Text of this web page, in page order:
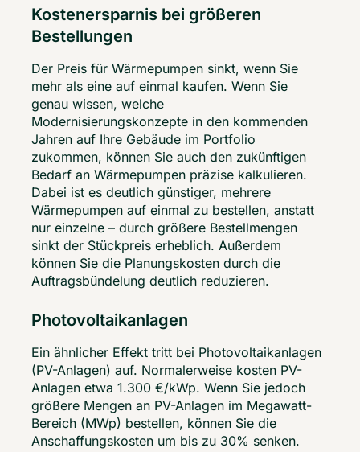
Kostenersparnis bei größeren
Bestellungen
Der Preis für Wärmepumpen sinkt, wenn Sie
mehr als eine auf einmal kaufen. Wenn Sie
genau wissen, welche
Modernisierungskonzepte in den kommenden
Jahren auf Ihre Gebäude im Portfolio
zukommen, können Sie auch den zukünftigen
Bedarf an Wärmepumpen präzise kalkulieren.
Dabei ist es deutlich günstiger, mehrere
Wärmepumpen auf einmal zu bestellen, anstatt
nur einzelne – durch größere Bestellmengen
sinkt der Stückpreis erheblich. Außerdem
können Sie die Planungskosten durch die
Auftragsbündelung deutlich reduzieren.
Photovoltaikanlagen
Ein ähnlicher Effekt tritt bei Photovoltaikanlagen
(PV-Anlagen) auf. Normalerweise kosten PV-
Anlagen etwa 1.300 €/kWp. Wenn Sie jedoch
größere Mengen an PV-Anlagen im Megawatt-
Bereich (MWp) bestellen, können Sie die
Anschaffungskosten um bis zu 30% senken.